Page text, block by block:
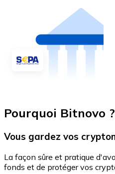
Pourquoi Bitnovo ?
Vous gardez vos
La façon sûre et pratique
fonds et de protéger vos